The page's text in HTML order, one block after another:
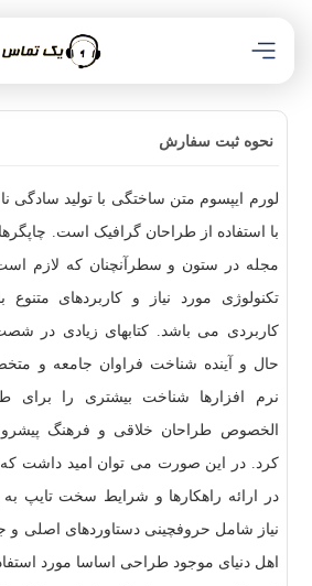
نحوه ثبت سفارش
لورم ایپسوم متن ساختگی با تولید سادگی
با استفاده از طراحان گرافیک است.
مجله در ستون و سطرآنچنان که لازم
تکنولوژی مورد نیاز و کاربردهای متنوع
کاربردی می باشد. کتابهای زیادی در
حال و آینده شناخت فراوان جامعه و
نرم افزارها شناخت بیشتری را برای
الخصوص طراحان خلاقی و فرهنگ پیشرو
کرد. در این صورت می توان امید داشت
در ارائه راهکارها و شرایط سخت تایپ به
نیاز شامل حروفچینی دستاوردهای اصلی و
اهل دنیای موجود طراحی اساسا مورد